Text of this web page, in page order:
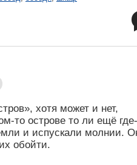
хотя может и нет,
то острове то ли ещё
и испускали молнии.
обойти.